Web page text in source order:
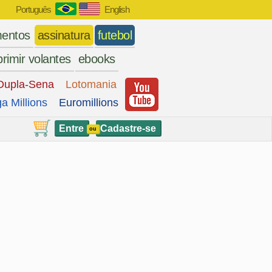
Português English
assinatura futebol
volantes ebooks
Sena
Lotomania
Millions
Euromillions
Entre ou Cadastre-se